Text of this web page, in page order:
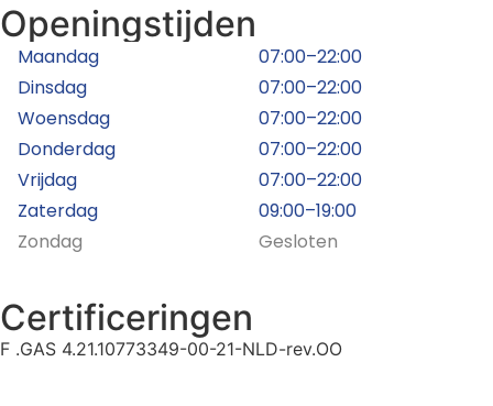
Openingstijden
Maandag
07:00–22:00
Dinsdag
07:00–22:00
Woensdag
07:00–22:00
Donderdag
07:00–22:00
Vrijdag
07:00–22:00
Zaterdag
09:00–19:00
Zondag
Gesloten
Certificeringen
F .GAS 4.21.10773349-00-21-NLD-rev.OO